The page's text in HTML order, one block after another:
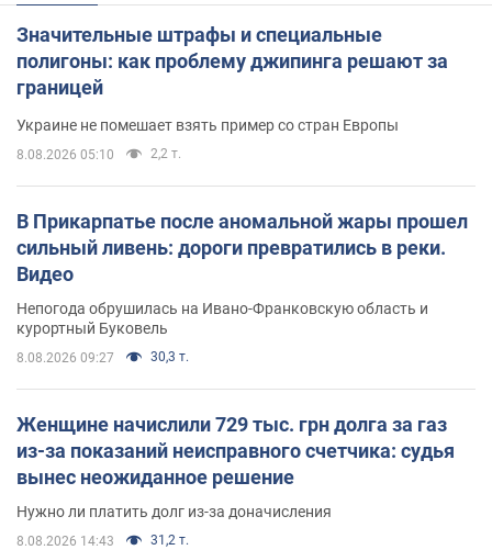
Значительные штрафы и специальные
полигоны: как проблему джипинга решают за
границей
Украине не помешает взять пример со стран Европы
8.08.2026 05:10 2,2 т.
В Прикарпатье после аномальной жары прошел
сильный ливень: дороги превратились в реки.
Видео
Непогода обрушилась на Ивано-Франковскую область и
курортный Буковель
8.08.2026 09:27 30,3 т.
Женщине начислили 729 тыс. грн долга за газ
из-за показаний неисправного счетчика: судья
вынес неожиданное решение
Нужно ли платить долг из-за доначисления
8.08.2026 14:43 31,2 т.